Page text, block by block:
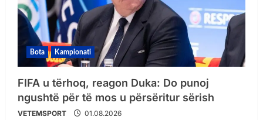
Bota Kampionati
FIFA u tërhoq, reagon Duka: Do punoj
ngushtë për të mos u përsëritur sërish
VETEMSPORT 01.08.2026